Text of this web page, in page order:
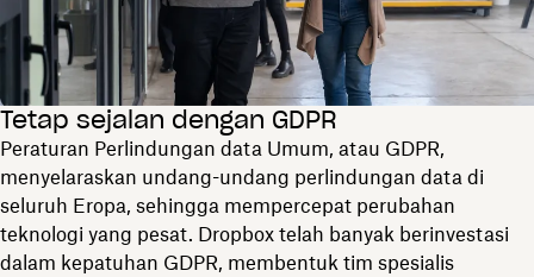
Tetap sejalan dengan GDPR
Peraturan Perlindungan data Umum, atau GDPR,
menyelaraskan undang-undang perlindungan data di
seluruh Eropa, sehingga mempercepat perubahan
teknologi yang pesat. Dropbox telah banyak berinvestasi
dalam kepatuhan GDPR, membentuk tim spesialis